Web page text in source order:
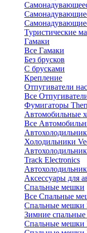
Туристические
Гамаки
Все Гамаки
Без брусков
С брусками
Крепление
Отпугиватели
Все
Фумигаторы
Автомобильные
Все
Холодильники
Track Electronics
Аксессуары для
Спальные мешки
Все Спальные
Спальные мешки
Зимние
Спальные мешки